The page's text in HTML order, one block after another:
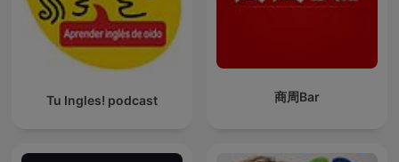
Tu Ingles! podcast 商周Bar